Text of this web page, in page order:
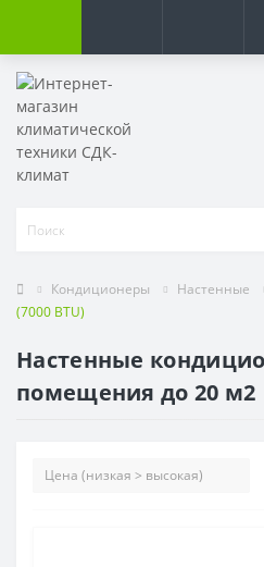
Кондиционеры Настенные
(7000 BTU)
Настенные
помещения до 20 м2